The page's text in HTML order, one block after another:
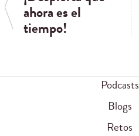
ahora es el
tiempo!
Podcasts
Blogs
Retos